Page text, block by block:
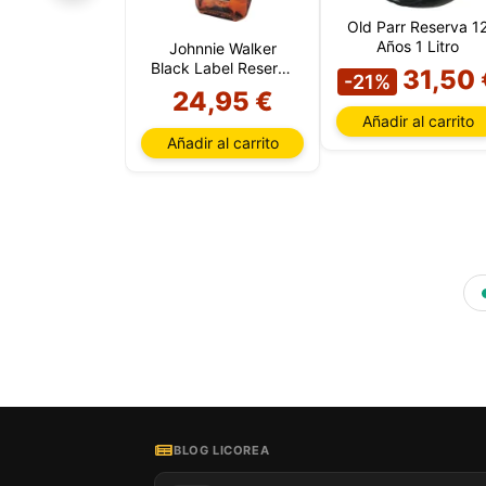
Johnnie Walker
Black Label Reserva
12 Años
24,95 €
Añadir al carrito
Old Parr Reserva
Años 1 Litro
-21% 31,50
Añadir al carrito
BLOG LICOREA
por
que